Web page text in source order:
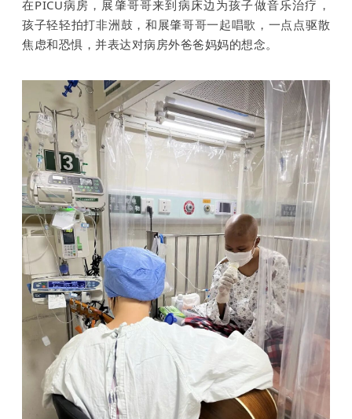
在PICU病房，展肇哥哥来到病床边为孩子做音乐治疗，
孩子轻轻拍打非洲鼓，和展肇哥哥一起唱歌，一点点驱散
焦虑和恐惧，并表达对病房外爸爸妈妈的想念。